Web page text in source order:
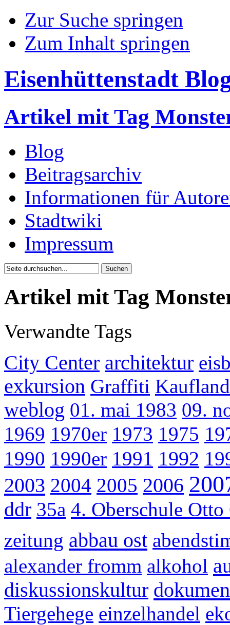
Zur Suche springen
Zum Inhalt springen
Eisenhüttenstadt
Artikel mit Tag
Blog
Beitragsarchiv
Informationen für
Stadtwiki
Impressum
Artikel mit Tag
Verwandte Tags
City Center architektur
exkursion Graffiti Kaufland
weblog 01. mai 1983 09.
1969 1970er 1973 1975
1990 1990er 1991 1992
2003 2004 2005 2006
ddr 35a 4. Oberschule
zeitung abbau ost
alexander fromm alkohol
diskussionskultur
Tiergehege einzelhandel